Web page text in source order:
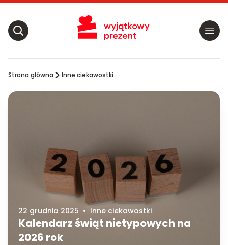
Strona główna Inne ciekawostki
22 grudnia 2025 • Inne ciekawostki
Kalendarz świąt nietypowych na
2026 rok